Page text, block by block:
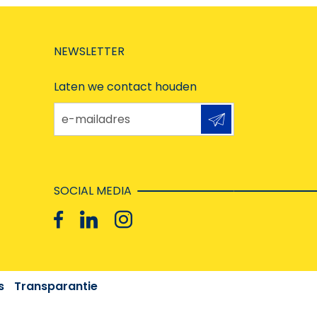
NEWSLETTER
Laten we contact houden
e-mailadres
SOCIAL MEDIA
Transparantie